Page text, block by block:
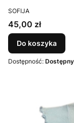
PRODUCENT
SOFIJA
Cena
45,00 zł
Do koszyka
Dostępność: Dostępny